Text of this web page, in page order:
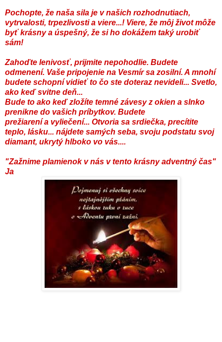
Pochopte, že naša sila je v našich rozhodnutiach,
vytrvalosti, trpezlivosti a viere...! Viere, že môj život môže
byť krásny a úspešný, že si ho dokážem taký urobiť
sám!
Zahoďte lenivosť, prijmite nepohodlie. Budete
odmenení. Vaše pripojenie na Vesmír sa zosilní. A mnohí
budete schopní vidieť to čo ste doteraz nevideli... Svetlo,
ako keď svitne deň...
Bude to ako keď zložíte temné závesy z okien a slnko
prenikne do vašich príbytkov. Budete
prežiarení a vyliečení... Otvoria sa srdiečka, precítite
teplo, lásku... nájdete samých seba, svoju podstatu svoj
diamant, ukrytý hlboko vo vás....
"Zažnime plamienok v nás v tento krásny adventný čas"
Ja